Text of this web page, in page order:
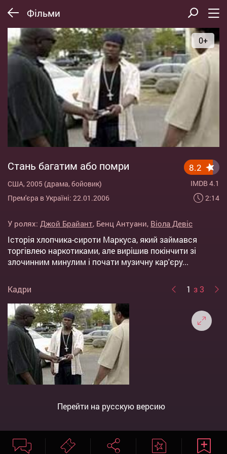
Фільми
0+
Стань багатим або помри
США, 2005 (драма, бойовик)
Прем'єра в Україні: 22.01.2006
8.2
IMDB 4.1
2:14
У ролях: Джой Брайант, Бенц Антуани, Віола Девіс
Історія хлопчика-сироти Маркуса, який займався
торгівлею наркотиками, але вирішив покінчити зі
злочинним минулим і почати музичну кар'єру...
Кадри 1 з 3
Перейти на русскую версию